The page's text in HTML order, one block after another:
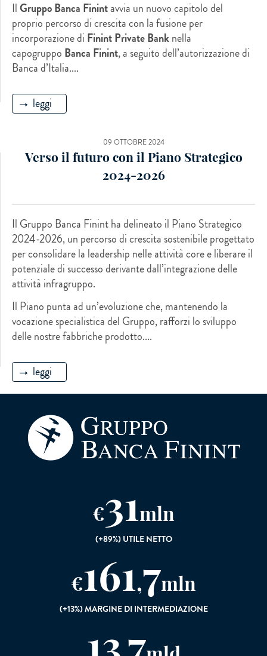
IlGruppo Banca Finintavvia un nuovo capitolo del
proprio percorso di crescita con la fusione per
incorporazione di Finint Private Banknella
capogruppo Banca Finint, a seguito dell’autorizzazione di
Banca d’Italia....
leggi
09 OTTOBRE 2024
Verso il futuro con il Piano Strategico
2024-2026
Il Gruppo Banca Finint ha delineato il Piano Strategico
2024-2026, un percorso di crescita sostenibile progettato
per consolidare la leadership nelle attività core e liberare il
potenziale di successo derivante dall’integrazione delle
attività infragruppo.
Il Piano punta ad un’evoluzione che, mantenendo la
vocazione specialistica del Gruppo, rafforzi lo sviluppo
delle nostre fabbriche prodotto....
leggi
€31mln
(+89%) UTILE NETTO
€161,7mln
(+13%) MARGINE DI INTERMEDIAZIONE
137